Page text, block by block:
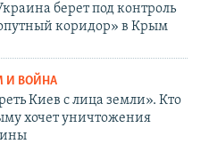
берет под контроль
коридор» в Крым
И ВОЙНА
Киев с лица земли». Кто
хочет уничтожения